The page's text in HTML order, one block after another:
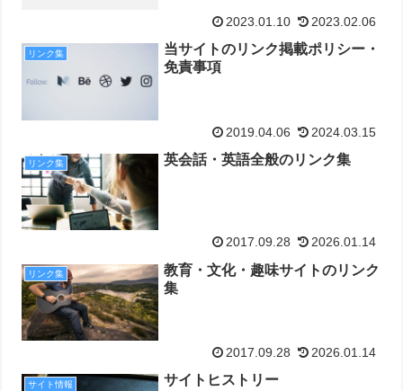
2023.01.10 2023.02.06
リンク集
当サイトのリンク掲載ポリシー・
免責事項
2019.04.06 2024.03.15
リンク集 英会話・英語全般のリンク集
2017.09.28 2026.01.14
リンク集
教育・文化・趣味サイトのリンク
集
2017.09.28 2026.01.14
サイト情報 サイトヒストリー